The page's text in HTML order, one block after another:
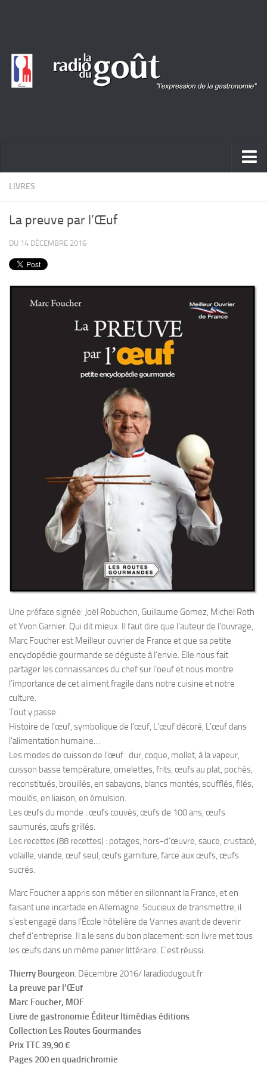
ACTUALITÉ
PORTRAITS
PRODUITS
LIVRES
La preuve par l’Œuf
DU 14 DÉCEMBRE 2016
Une préface signée: Joël Robuchon, Guillaume Gomez, Michel Roth
et Yvon Garnier. Qui dit mieux. Il faut dire que l’auteur de l’ouvrage,
Marc Foucher est Meilleur ouvrier de France et que sa petite
encyclopédie gourmande se déguste à l’envie. Elle nous fait
partager les connaissances du chef sur l’oeuf et nous montre
l’importance de cet aliment fragile dans notre cuisine et notre
culture.
Tout y passe.
Histoire de l’œuf, symbolique de l’œuf, L’œuf décoré, L’œuf dans
l’alimentation humaine…
Les modes de cuisson de l’œuf : dur, coque, mollet, à la vapeur,
cuisson basse température, omelettes, frits, œufs au plat, pochés,
reconstitués, brouillés, en sabayons, blancs montés, soufflés, filés,
moulés, en liaison, en émulsion.
Les œufs du monde : œufs couvés, œufs de 100 ans, œufs
saumurés, œufs grillés.
Les recettes (88 recettes) : potages, hors-d’œuvre, sauce, crustacé,
volaille, viande, œuf seul, œufs garniture, farce aux œufs, œufs
sucrés.
Marc Foucher a appris son métier en sillonnant la France, et en
faisant une incartade en Allemagne. Soucieux de transmettre, il
s’est engagé dans l’École hôtelière de Vannes avant de devenir
chef d’entreprise. Il a le sens du bon placement: son livre met tous
les œufs dans un même panier littéraire. C’est réussi.
Thierry Bourgeon. Décembre 2016/ laradiodugout.fr
La preuve par l’Œuf
Marc Foucher, MOF
Livre de gastronomie Éditeur Itimédias éditions
Collection Les Routes Gourmandes
Prix TTC 39,90 €
Pages 200 en quadrichromie